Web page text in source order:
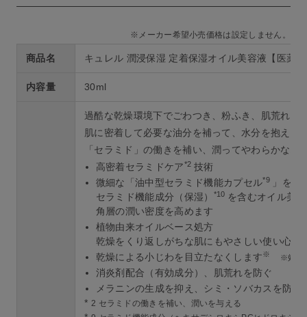
※メーカー希望小売価格は設定しません。
商品名 キュレル 潤浸保湿 定着保湿オイル美容液【医
内容量 30ml
過酷な乾燥環境下でごわつき、粉ふき、肌荒れを
肌に密着して必要な油分を補って、水分を抱え込
「セラミド」の働きを補い、潤ってやわらかなハ
高密着セラミドケア*2 技術
微細な「油中型セラミド機能カプセル*9
」をIN
セラミド機能成分（保湿）
*10 を含むオイル美
角層の潤い密度を高めます
植物由来オイルベース処方
乾燥をくり返しがちな肌にもやさしい使い心地
乾燥による小じわを目立たなくします ※ ※効能
消炎剤配合（有効成分）、肌荒れを防ぐ
メラニンの生成を抑え、シミ・ソバカスを防ぐ
* 2 セラミドの働きを補い、潤いを与える